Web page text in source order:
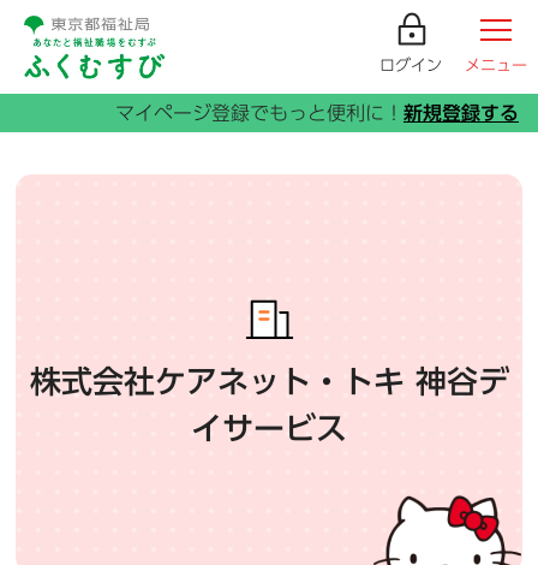
ログイン メニュー
株式会社ケアネット・トキ 神谷デ
イサービス